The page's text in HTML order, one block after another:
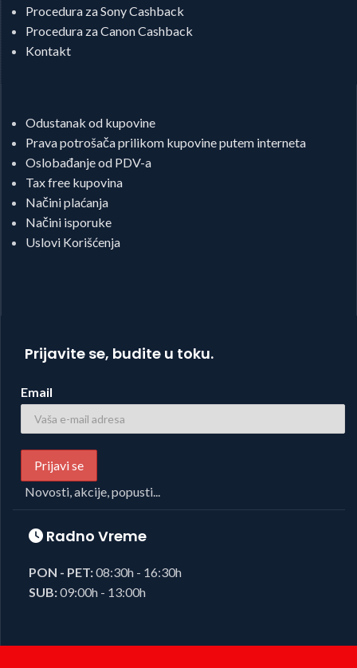
Procedura za Sony Cashback
Procedura za Canon Cashback
Kontakt
Odustanak od kupovine
Prava potrošača prilikom kupovine putem interneta
Oslobađanje od PDV-a
Tax free kupovina
Načini plaćanja
Načini isporuke
Uslovi Korišćenja
Prijavite se, budite u toku.
Email
Novosti, akcije, popusti...
Radno Vreme
PON - PET:08:30h - 16:30h
SUB:09:00h - 13:00h